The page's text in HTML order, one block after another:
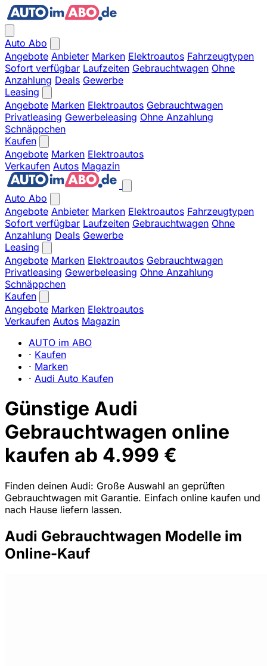
Auto Abo
Angebote Anbieter Marken Elektroautos Fahrzeugtypen
Sofort verfügbar Laufzeiten Gebrauchtwagen Ohne
Anzahlung Deals Gewerbe
Leasing
Angebote Marken Elektroautos Gebrauchtwagen
Privatleasing Gewerbeleasing Ohne Anzahlung
Schnäppchen
Kaufen
Angebote Marken Elektroautos
Verkaufen Autos Magazin
Auto Abo
Angebote Anbieter Marken Elektroautos Fahrzeugtypen
Sofort verfügbar Laufzeiten Gebrauchtwagen Ohne
Anzahlung Deals Gewerbe
Leasing
Angebote Marken Elektroautos Gebrauchtwagen
Privatleasing Gewerbeleasing Ohne Anzahlung
Schnäppchen
Kaufen
Angebote Marken Elektroautos
Verkaufen Autos Magazin
AUTO im ABO
· Kaufen
· Marken
· Audi Auto Kaufen
Günstige Audi
Gebrauchtwagen online
kaufen ab 4.999 €
Finden deinen Audi: Große Auswahl an geprüften
Gebrauchtwagen mit Garantie. Einfach online kaufen und
nach Hause liefern lassen.
Audi Gebrauchtwagen Modelle im
Online-Kauf